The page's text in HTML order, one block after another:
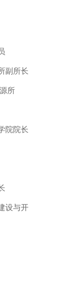
副所长
所
院院长
设与开